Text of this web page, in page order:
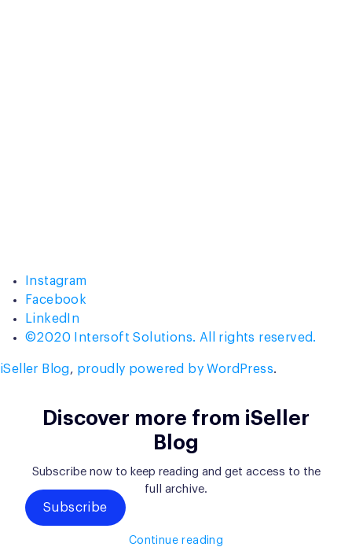
Instagram
Facebook
LinkedIn
©2020 Intersoft Solutions. All rights reserved.
iSeller Blog, proudly powered by WordPress.
Discover more from iSeller
Blog
Subscribe now to keep reading and get access to the
full archive.
Subscribe
Continue reading